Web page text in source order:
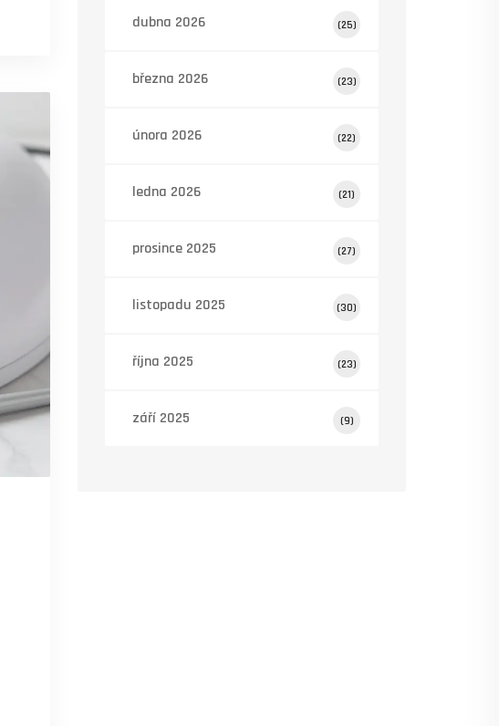
dubna 2026 (25)
března 2026 (23)
února 2026 (22)
ledna 2026 (21)
prosince 2025 (27)
listopadu 2025 (30)
října 2025 (23)
září 2025 (9)